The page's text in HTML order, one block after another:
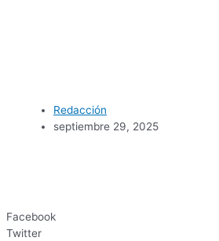
Redacción
septiembre 29, 2025
Facebook
Twitter